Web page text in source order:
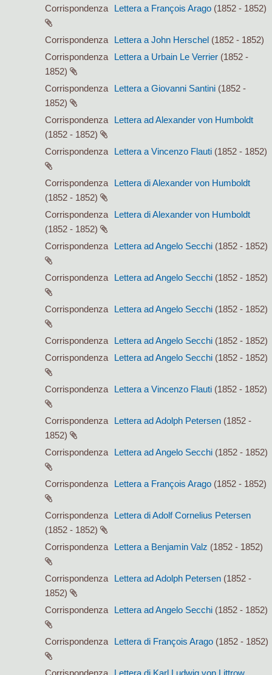
Corrispondenza Lettera a François Arago (1852 - 1852)
Corrispondenza Lettera a John Herschel (1852 - 1852)
Corrispondenza
Lettera a Urbain Le Verrier (1852 -
1852)
Corrispondenza
Lettera a Giovanni Santini (1852 -
1852)
Corrispondenza
Lettera ad Alexander von Humboldt
(1852 - 1852)
Corrispondenza
Lettera a Vincenzo Flauti (1852 - 1852)
Corrispondenza
Lettera di Alexander von Humboldt
(1852 - 1852)
Corrispondenza
Lettera di Alexander von Humboldt
(1852 - 1852)
Corrispondenza
Lettera ad Angelo Secchi (1852 - 1852)
Corrispondenza Lettera ad Angelo Secchi (1852 - 1852)
Corrispondenza Lettera ad Angelo Secchi (1852 - 1852)
Corrispondenza Lettera ad Angelo Secchi (1852 - 1852)
Corrispondenza
Lettera ad Angelo Secchi (1852 - 1852)
Corrispondenza Lettera a Vincenzo Flauti (1852 - 1852)
Corrispondenza Lettera ad Adolph Petersen (1852 -
1852)
Corrispondenza
Lettera ad Angelo Secchi (1852 - 1852)
Corrispondenza Lettera a François Arago (1852 - 1852)
Corrispondenza
Lettera di Adolf Cornelius Petersen
(1852 - 1852)
Corrispondenza
Lettera a Benjamin Valz (1852 - 1852)
Corrispondenza Lettera ad Adolph Petersen (1852 -
1852)
Corrispondenza
Lettera ad Angelo Secchi (1852 - 1852)
Corrispondenza Lettera di François Arago (1852 - 1852)
Corrispondenza
Lettera di Karl Ludwig von Littrow